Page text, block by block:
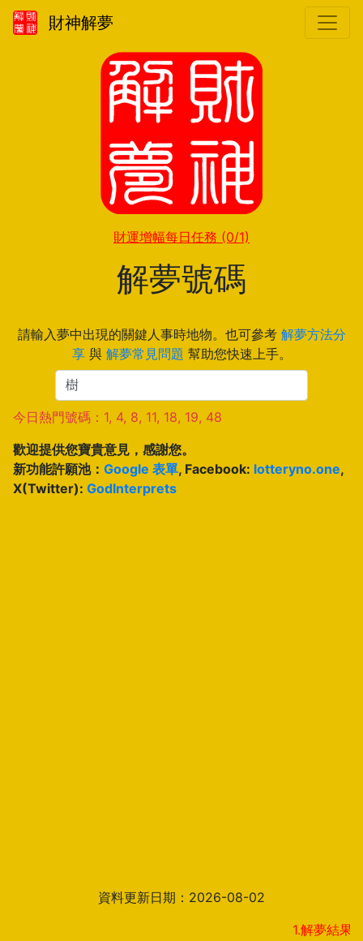
財神解夢
財運增幅每日任務 (0/1)
解夢號碼
請輸入夢中出現的關鍵人事時地物。也可參考 解夢方法分
享與 解夢常見問題 幫助您快速上手。
今日熱門號碼：1, 4, 8, 11, 18, 19, 48
歡迎提供您寶貴意見，感謝您。
新功能許願池： Google 表單, Facebook: lotteryno.one,
X(Twitter): GodInterprets
資料更新日期：2026-08-02
1.解夢結果頁新增見